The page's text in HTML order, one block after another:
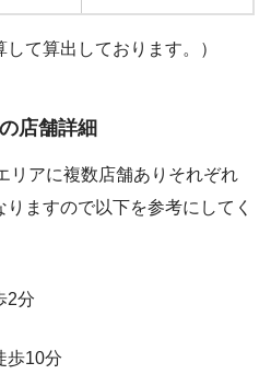
て算出しております。）
店舗詳細
リアに複数店舗ありそれぞれ
ますので以下を参考にしてく
2分
歩10分